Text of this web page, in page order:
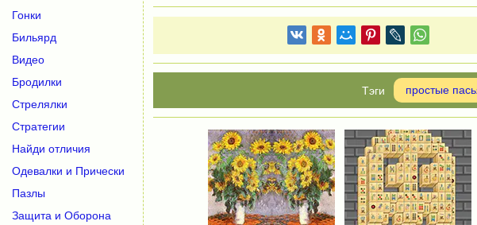
простые
Гонки
Бильярд
Видео
Бродилки
Стрелялки
Стратегии
Найди отличия
Одевалки и Прически
Пазлы
Защита и Оборона